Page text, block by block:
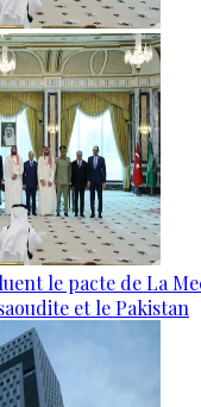
le pacte de La
et le Pakistan